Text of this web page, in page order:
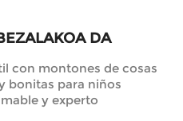
DA
con montones de cosas
bonitas para niños
y experto